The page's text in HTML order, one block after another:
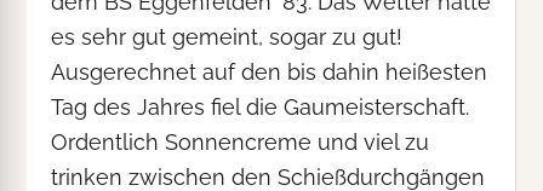
es sehr gut gemeint, sogar zu gut!
Ausgerechnet auf den bis dahin heißesten
Tag des Jahres fiel die Gaumeisterschaft.
Ordentlich Sonnencreme und viel zu
trinken zwischen den Schießdurchgängen